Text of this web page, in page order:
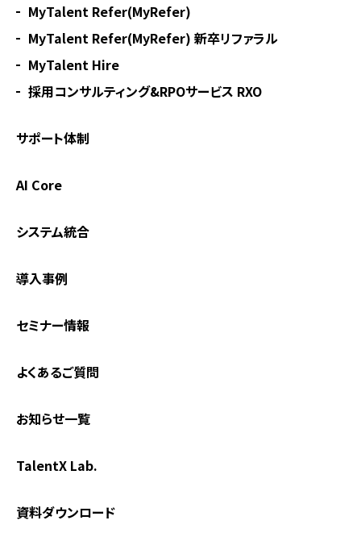
MyTalent Refer(MyRefer)
MyTalent Refer(MyRefer) 新卒リファラル
MyTalent Hire
採用コンサルティング&RPOサービス RXO
サポート体制
AI Core
システム統合
導入事例
セミナー情報
よくあるご質問
お知らせ一覧
TalentX Lab.
資料ダウンロード